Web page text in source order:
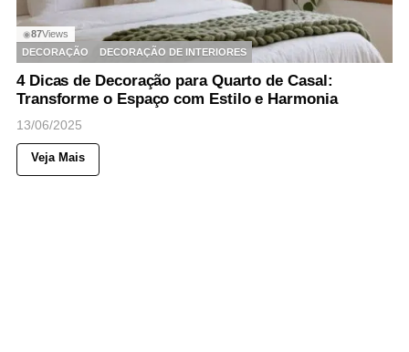
◉87Views
DECORAÇÃO
DECORAÇÃO DE INTERIORES
4 Dicas de Decoração para Quarto de Casal:
Transforme o Espaço com Estilo e Harmonia
13/06/2025
Veja Mais